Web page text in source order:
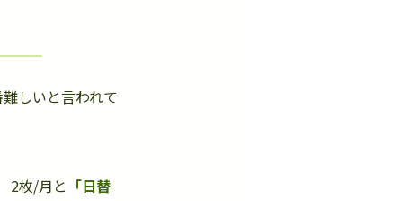
しいと言われて
2枚/月と 「日替